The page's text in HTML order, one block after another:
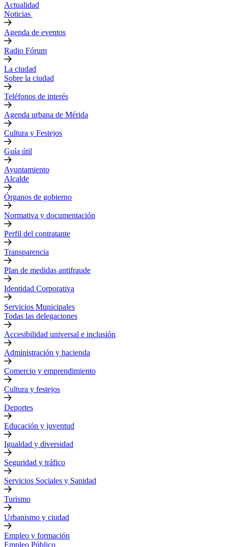
Actualidad
Noticias
Agenda de eventos
Radio Fórum
La ciudad
Sobre la ciudad
Teléfonos de interés
Agenda urbana de Mérida
Cultura y Festejos
Guía útil
Ayuntamiento
Alcalde
Órganos de gobierno
Normativa y documentación
Perfil del contratante
Transparencia
Plan de medidas antifraude
Identidad Corporativa
Servicios Municipales
Todas las delegaciones
Accesibilidad universal e inclusión
Administración y hacienda
Comercio y emprendimiento
Cultura y festejos
Deportes
Educación y juventud
Igualdad y diversidad
Seguridad y tráfico
Servicios Sociales y Sanidad
Turismo
Urbanismo y ciudad
Empleo y formación
Empleo Público